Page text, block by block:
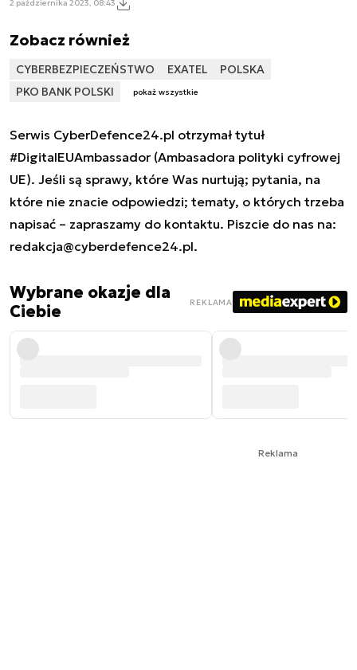
2 października 2023, 08:43
Zobacz również
CYBERBEZPIECZEŃSTWO EXATEL
POLSKA
PKO BANK POLSKI
pokaż wszystkie
Serwis CyberDefence24.pl otrzymał tytuł
#DigitalEUAmbassador (Ambasadora polityki cyfrowej
UE). Jeśli są sprawy, które Was nurtują; pytania, na
które nie znacie odpowiedzi; tematy, o których trzeba
napisać – zapraszamy do kontaktu. Piszcie do nas na:
redakcja@cyberdefence24.pl.
Wybrane okazje dla
Ciebie
REKLAMA
Reklama